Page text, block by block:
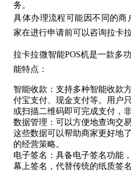
务。
具体办理流程可能因不同的
家在进行申请前可以咨询拉卡
拉卡拉微智能POS机是一款多
能特点：
智能收款：支持多种智能收款
付宝支付、现金支付等。用户
或扫描二维码即可完成支付，
数据管理：可以方便地查询交
这些数据可以帮助商家更好地
的经营策略。
电子签名：具备电子签名功能
幕上签名，代替传统的纸质签